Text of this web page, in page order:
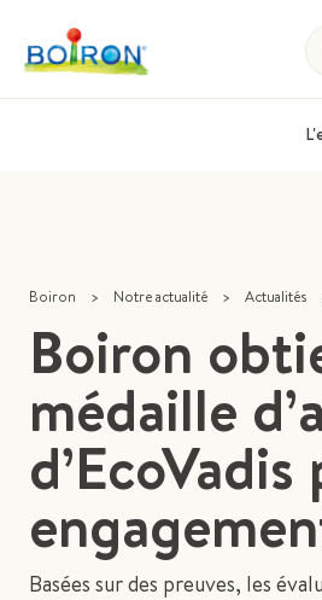
Boiron > Notre actualité > Actualités
Boiron
médaille
Basées sur des preuves, les